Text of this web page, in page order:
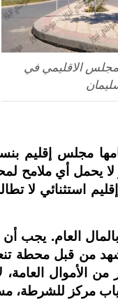
الاقليمي في
مجلس إقليم
يحمل أي ملامح
استثنائي لا
العام. يجب
من قبل محطة
من الأموال
مركز للشرطة،